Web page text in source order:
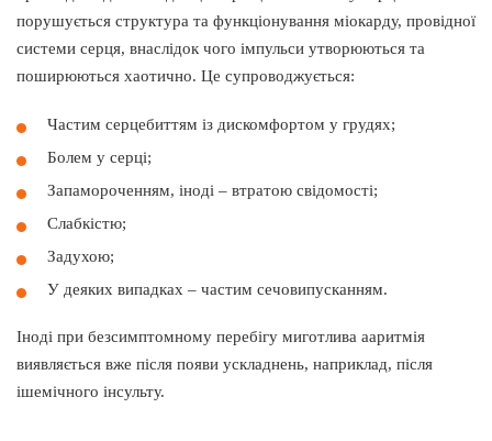
порушується структура та функціонування міокарду, провідної
системи серця, внаслідок чого імпульси утворюються та
поширюються хаотично. Це супроводжується:
Частим серцебиттям із дискомфортом у грудях;
Болем у серці;
Запамороченням, іноді – втратою свідомості;
Слабкістю;
Задухою;
У деяких випадках – частим сечовипусканням.
Іноді при безсимптомному перебігу миготлива ааритмія
виявляється вже після появи ускладнень, наприклад, після
ішемічного інсульту.